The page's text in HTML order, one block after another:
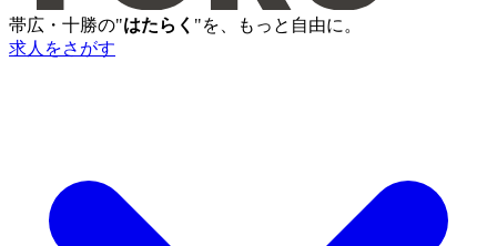
帯広・十勝の"はたらく "を、もっと自由に。
求人をさがす